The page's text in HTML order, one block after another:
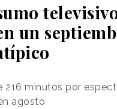
un
216 minutos por
agosto